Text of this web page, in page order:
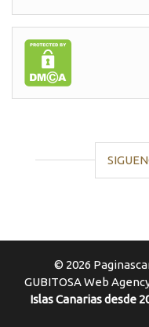
© 2026
GUBITOSA Web
Islas Canarias desde